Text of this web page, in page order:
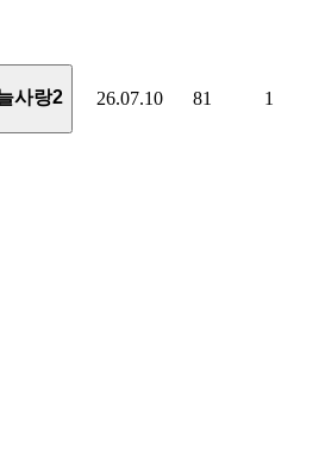
사랑2 26.07.10 81 1